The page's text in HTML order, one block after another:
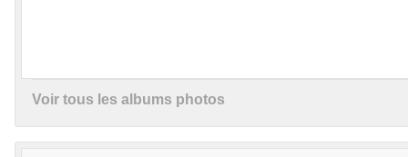
Voir tous les albums photos